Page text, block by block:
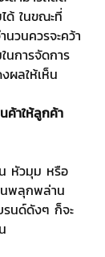
ด้ ในขณะที่
วนควรจะคว้า
นการจัดการ
ผลให้เห็น
ค้าให้ลูกค้า
หัวมุม หรือ
พลุกพล่าน
รนด์ดังๆ ก็จะ